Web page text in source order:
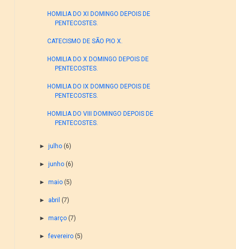
HOMILIA DO XI DOMINGO DEPOIS DE
PENTECOSTES.
CATECISMO DE SÃO PIO X.
HOMILIA DO X DOMINGO DEPOIS DE
PENTECOSTES.
HOMILIA DO IX DOMINGO DEPOIS DE
PENTECOSTES.
HOMILIA DO VIII DOMINGO DEPOIS DE
PENTECOSTES.
►julho (6)
►junho (6)
►maio (5)
► abril (7)
►março (7)
►fevereiro (5)